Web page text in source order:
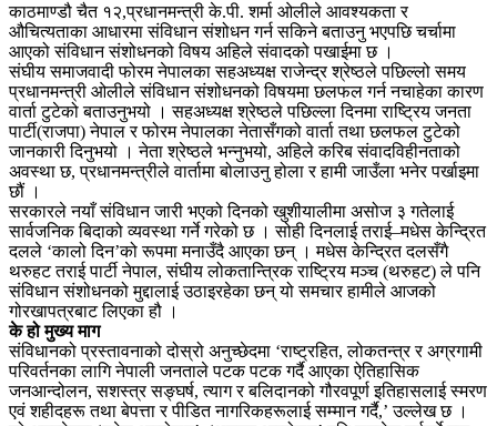
काठमाण्डौ चैत १२,प्रधानमन्त्री के.पी. शर्मा ओलीले आवश्यकता र
औचित्यताका आधारमा संविधान संशोधन गर्न सकिने बताउनु भएपछि चर्चामा
आएको संविधान संशोधनको विषय अहिले संवादको पखाईमा छ ।
संघीय समाजवादी फोरम नेपालका सहअध्यक्ष राजेन्द्र श्रेष्ठले पछिल्लो समय
प्रधानमन्त्री ओलीले संविधान संशोधनको विषयमा छलफल गर्न नचाहेका कारण
वार्ता टुटेको बताउनुभयो । सहअध्यक्ष श्रेष्ठले पछिल्ला दिनमा राष्ट्रिय जनता
पार्टी(राजपा) नेपाल र फोरम नेपालका नेतासँगको वार्ता तथा छलफल टुटेको
जानकारी दिनुभयो । नेता श्रेष्ठले भन्नुभयो, अहिले करिब संवादविहीनताको
अवस्था छ, प्रधानमन्त्रीले वार्तामा बोलाउनु होला र हामी जाउँला भनेर पर्खाइमा
छौं ।
सरकारले नयाँ संविधान जारी भएको दिनको खुशीयालीमा असोज ३ गतेलाई
सार्वजनिक बिदाको व्यवस्था गर्ने गरेको छ । सोही दिनलाई तराई–मधेस केन्द्रित
दलले ‘कालो दिन’को रूपमा मनाउँदै आएका छन् । मधेस केन्द्रित दलसँगै
थरुहट तराई पार्टी नेपाल, संघीय लोकतान्त्रिक राष्ट्रिय मञ्च (थरुहट) ले पनि
संविधान संशोधनको मुद्दालाई उठाइरहेका छन् यो समचार हामीले आजको
गोरखापत्रबाट लिएका हौ ।
के हो मुख्य माग
संविधानको प्रस्तावनाको दोस्रो अनुच्छेदमा ‘राष्ट्रहित, लोकतन्त्र र अग्रगामी
परिवर्तनका लागि नेपाली जनताले पटक पटक गर्दै आएका ऐतिहासिक
जनआन्दोलन, सशस्त्र सङ्घर्ष, त्याग र बलिदानको गौरवपूर्ण इतिहासलाई स्मरण
एवं शहीदहरू तथा बेपत्ता र पीडित नागरिकहरूलाई सम्मान गर्दै,’ उल्लेख छ ।